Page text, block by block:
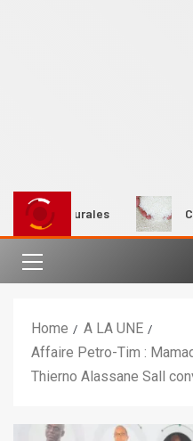
rurales
Home
A LA UNE
Affaire Petro-Tim :
Thierno Alassane Sall